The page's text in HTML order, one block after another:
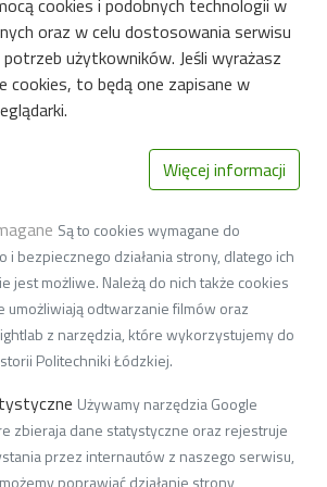
Bonikowski, prof. uczelni
rozdzielczy z techniką
zliczania pojedynczych fotonów
Co, UK) przy użyciu którego
kinetyk zaniku emisji
w temperaturze pokojowej
wyznaczanie
zaniku fluorescencji i fosforescencji
34 17
Naturalnych i
2/22
10, fax: (+48 42) 631 28 42
ERVVB-29
cyfrowej
cookies i podobnych technologii w
oraz w celu dostosowania serwisu
użytkowników. Jeśli wyrażasz
cookies, to będą one zapisane w
Więcej informacji
Są to cookies wymagane do
i bezpiecznego działania strony, dlatego ich
jest możliwe. Należą do nich także cookies
umożliwiają odtwarzanie filmów oraz
z narzędzia, które wykorzystujemy do
Politechniki Łódzkiej.
Używamy narzędzia Google
zbieraja dane statystyczne oraz rejestruje
przez internautów z naszego serwisu,
poprawiać działanie strony